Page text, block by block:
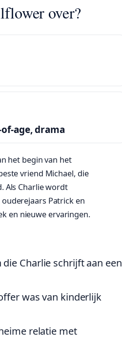
over?
age, drama
het begin van het
vriend Michael, die
Als Charlie wordt
Patrick en
en nieuwe ervaringen.
Charlie schrijft aan een
was van kinderlijk
relatie met